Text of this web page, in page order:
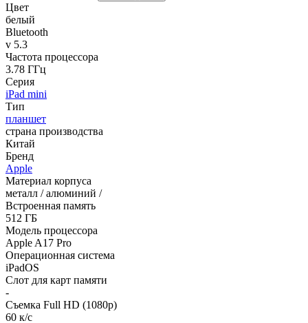
Цвет
белый
Bluetooth
v 5.3
Частота процессора
3.78 ГГц
Серия
iPad mini
Тип
планшет
страна производства
Китай
Бренд
Apple
Материал корпуса
металл / алюминий /
Встроенная память
512 ГБ
Модель процессора
Apple A17 Pro
Операционная система
iPadOS
Слот для карт памяти
-
Съемка Full HD (1080p)
60 к/с